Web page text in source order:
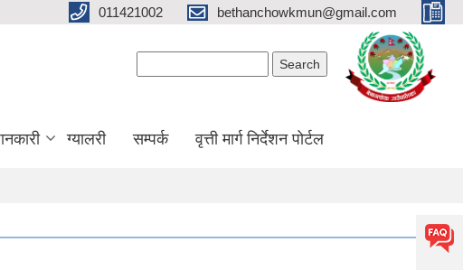
011421002 bethanchowkmun@gmail.com
ग्यालरी सम्पर्क वृत्ती मार्ग निर्देशन पोर्टल